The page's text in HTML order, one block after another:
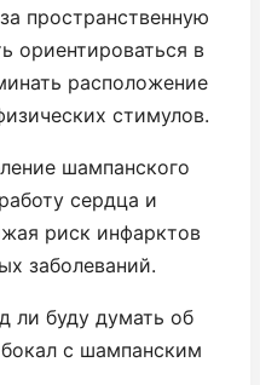
пространственную
ориентироваться в
расположение
стимулов.
шампанского
сердца и
риск инфарктов
заболеваний.
ли буду думать об
с шампанским